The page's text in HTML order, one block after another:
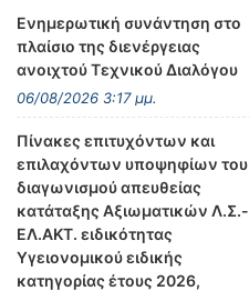
Ενημερωτική συνάντηση στο
πλαίσιο της διενέργειας
ανοιχτού Τεχνικού Διαλόγου
06/08/2026 3:17 μμ.
Πίνακες επιτυχόντων και
επιλαχόντων υποψηφίων του
διαγωνισμού απευθείας
κατάταξης Αξιωματικών Λ.Σ.-
ΕΛ.ΑΚΤ. ειδικότητας
Υγειονομικού ειδικής
κατηγορίας έτους 2026,